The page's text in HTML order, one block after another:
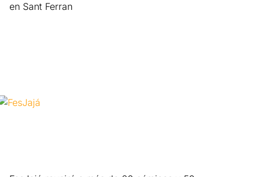
en Sant Ferran